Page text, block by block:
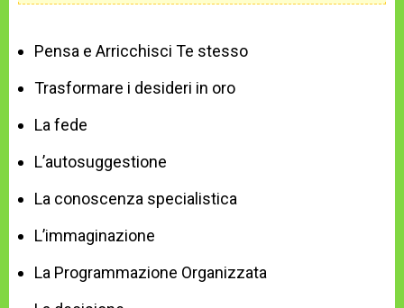
Pensa e Arricchisci Te stesso
Trasformare i desideri in oro
La fede
L’autosuggestione
La conoscenza specialistica
L’immaginazione
La Programmazione Organizzata